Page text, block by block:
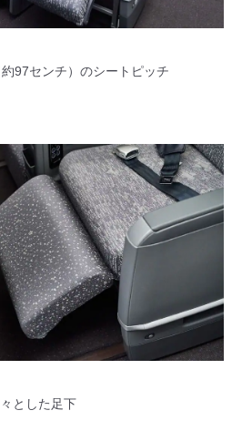
97センチ）のシートピッチ
とした足下